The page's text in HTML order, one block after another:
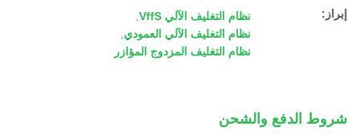
إبراز: نظام التغليف الآلي VffS
نظام التغليف الآلي العمودي
نظام التغليف المزدوج المؤازر
شروط الدفع والشحن